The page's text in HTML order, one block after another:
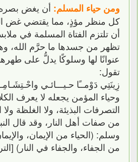
ومن حياء المسلم: أن يغض
كل منظر مؤذٍ، مما يقتضي غض
أن تلتزم الفتاة المسلمة في
تظهر من جسدها ما حرَّم الله،
عنوانًا لها وسلوكًا يدلُّ على
تقول:
زِينَتِي دَوْمــًا حـيـــائـي
وحياء المؤمن يجعله لا يعرف
التصرفات البذيئة، ولا الغلظة
من صفات أهل النار، وقد قال
وسلم: (الحياء من الإيمان،
من الجفاء، والجفاء في النار)